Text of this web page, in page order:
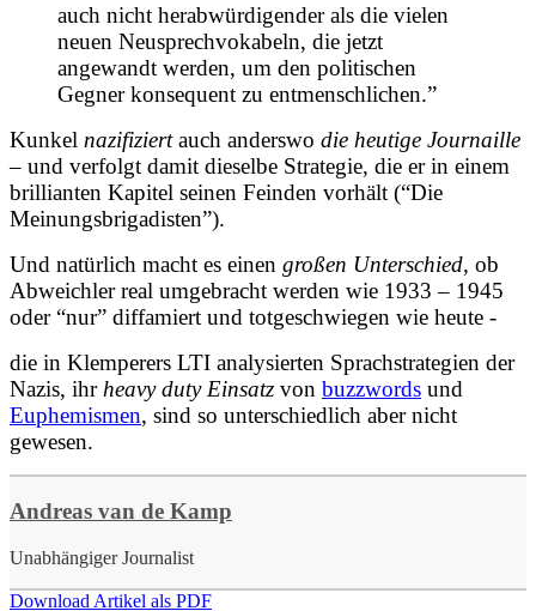
auch nicht herabwürdigender als die vielen
neuen Neusprechvokabeln, die jetzt
angewandt werden, um den politischen
Gegner konsequent zu entmenschlichen.”
Kunkel nazifiziertauch anderswo die heutige Journaille
– und verfolgt damit dieselbe Strategie, die er in einem
brillianten Kapitel seinen Feinden vorhält (“Die
Meinungsbrigadisten”).
Und natürlich macht es einen großen Unterschied, ob
Abweichler real umgebracht werden wie 1933 – 1945
oder “nur” diffamiert und totgeschwiegen wie heute -
die in Klemperers LTI analysierten Sprachstrategien der
Nazis, ihr heavy duty Einsatz von buzzwords und
Euphemismen, sind so unterschiedlich aber nicht
gewesen.
Andreas van de Kamp
Unabhängiger Journalist
Download Artikel als PDF